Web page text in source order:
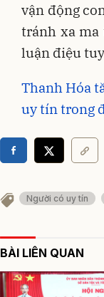
vận động
tránh xa ma
luận điệu
Thanh Hóa
uy tín trong
Người có uy tín
BÀI LIÊN QUAN